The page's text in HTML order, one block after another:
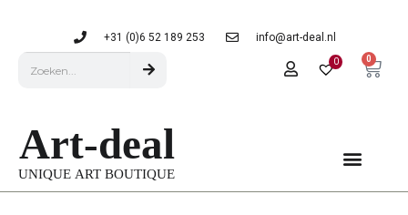
+31 (0)6 52 189 253 info@art-deal.nl
0 0